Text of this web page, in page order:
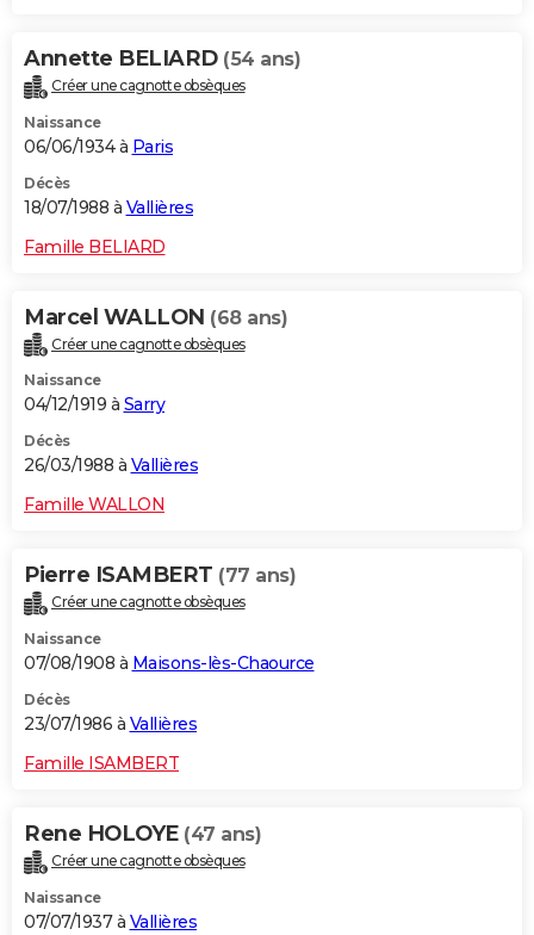
Annette BELIARD (54 ans)
Créer une cagnotte obsèques
Naissance
06/06/1934 à Paris
Décès
18/07/1988 à Vallières
Famille BELIARD
Marcel WALLON (68 ans)
Créer une cagnotte obsèques
Naissance
04/12/1919 à Sarry
Décès
26/03/1988 à Vallières
Famille WALLON
Pierre ISAMBERT (77 ans)
Créer une cagnotte obsèques
Naissance
07/08/1908 à Maisons-lès-Chaource
Décès
23/07/1986 à Vallières
Famille ISAMBERT
Rene HOLOYE (47 ans)
Créer une cagnotte obsèques
Naissance
07/07/1937 à Vallières